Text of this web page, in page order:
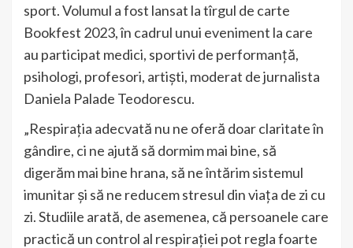
sport. Volumul a fost lansat la tîrgul de carte
Bookfest 2023, în cadrul unui eveniment la care
au participat medici, sportivi de performanță,
psihologi, profesori, artiști, moderat de jurnalista
Daniela Palade Teodorescu.
„Respirația adecvată nu ne oferă doar claritate în
gândire, ci ne ajută să dormim mai bine, să
digerăm mai bine hrana, să ne întărim sistemul
imunitar și să ne reducem stresul din viața de zi cu
zi. Studiile arată, de asemenea, că persoanele care
practică un control al respirației pot regla foarte